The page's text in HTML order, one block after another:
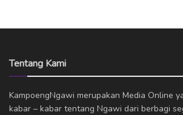
Tentang Kami
KampoengNgawi merupakan Media Online
kabar – kabar tentang Ngawi dari berbagi